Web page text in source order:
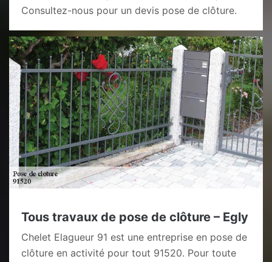
Consultez-nous pour un devis pose de clôture.
Tous travaux de pose de clôture – Egly
Chelet Elagueur 91 est une entreprise en pose de
clôture en activité pour tout 91520. Pour toute